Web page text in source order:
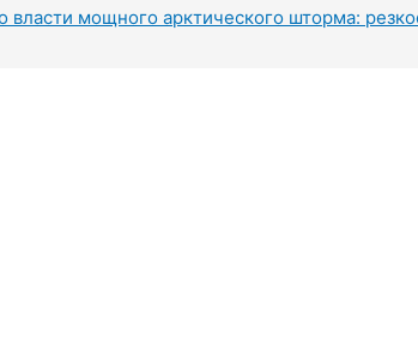
власти мощного арктического шторма: